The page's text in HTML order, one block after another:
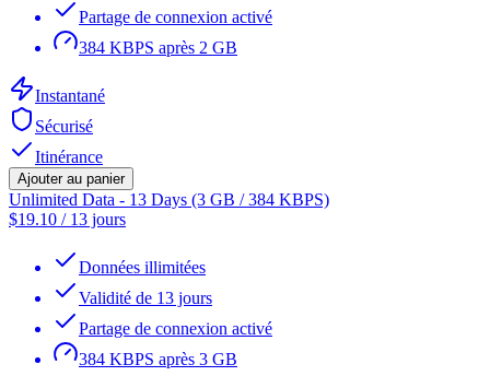
Partage de connexion activé
384 KBPS après 2 GB
Instantané
Sécurisé
Itinérance
Ajouter au panier
Unlimited Data - 13 Days (3 GB / 384 KBPS)
$19.10 / 13 jours
Données illimitées
Validité de 13 jours
Partage de connexion activé
384 KBPS après 3 GB